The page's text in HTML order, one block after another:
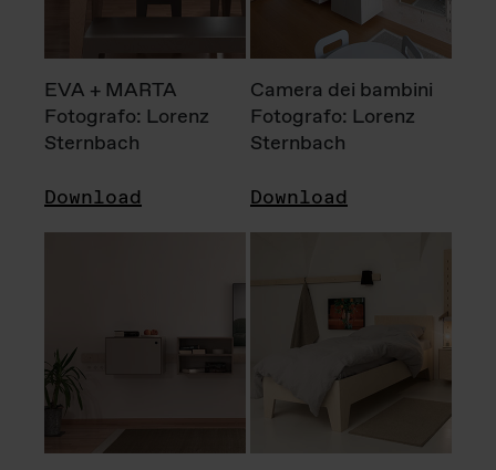
EVA + MARTA
Fotografo: Lorenz
Sternbach
Download
Camera dei bambini
Fotografo: Lorenz
Sternbach
Download